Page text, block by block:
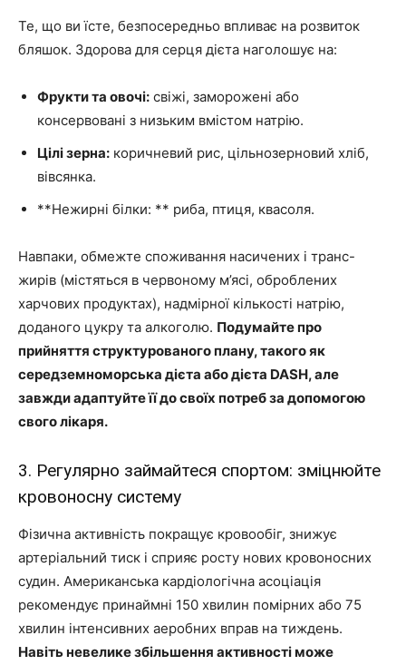
Те, що ви їсте, безпосередньо впливає на розвиток
бляшок. Здорова для серця дієта наголошує на:
Фрукти та овочі: свіжі, заморожені або
консервовані з низьким вмістом натрію.
Цілі зерна: коричневий рис, цільнозерновий хліб,
вівсянка.
**Нежирні білки: ** риба, птиця, квасоля.
Навпаки, обмежте споживання насичених і транс-
жирів (містяться в червоному м’ясі, оброблених
харчових продуктах), надмірної кількості натрію,
доданого цукру та алкоголю. Подумайте про
прийняття структурованого плану, такого як
середземноморська дієта або дієта DASH, але
завжди адаптуйте її до своїх потреб за допомогою
свого лікаря.
3. Регулярно займайтеся спортом: зміцнюйте
кровоносну систему
Фізична активність покращує кровообіг, знижує
артеріальний тиск і сприяє росту нових кровоносних
судин. Американська кардіологічна асоціація
рекомендує принаймні 150 хвилин помірних або 75
хвилин інтенсивних аеробних вправ на тиждень.
Навіть невелике збільшення активності може